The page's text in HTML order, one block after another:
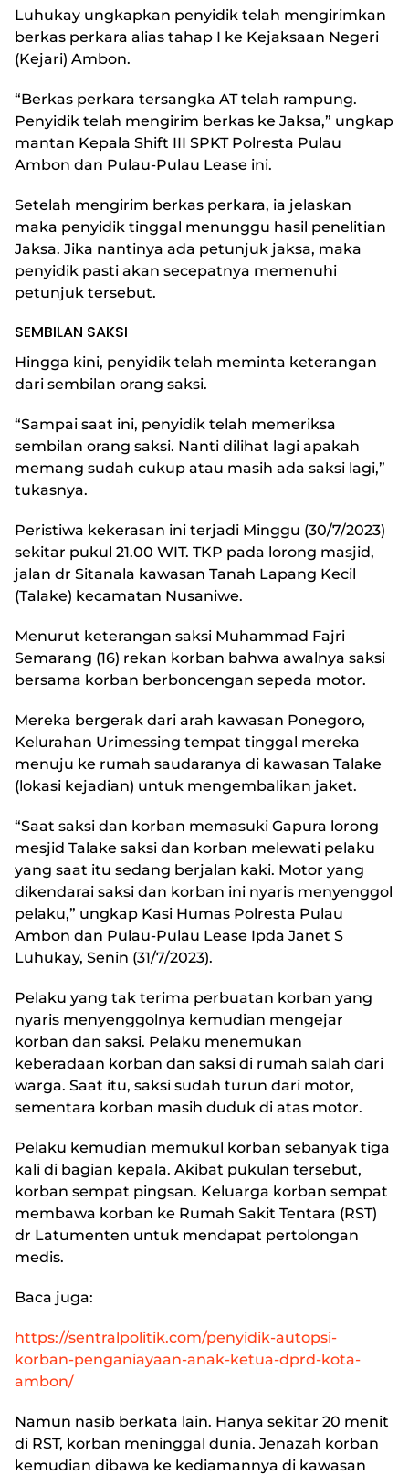
Luhukay ungkapkan penyidik telah mengirimkan
berkas perkara alias tahap I ke Kejaksaan Negeri
(Kejari) Ambon.
“Berkas perkara tersangka AT telah rampung.
Penyidik telah mengirim berkas ke Jaksa,” ungkap
mantan Kepala Shift III SPKT Polresta Pulau
Ambon dan Pulau-Pulau Lease ini.
Setelah mengirim berkas perkara, ia jelaskan
maka penyidik tinggal menunggu hasil penelitian
Jaksa. Jika nantinya ada petunjuk jaksa, maka
penyidik pasti akan secepatnya memenuhi
petunjuk tersebut.
SEMBILAN SAKSI
Hingga kini, penyidik telah meminta keterangan
dari sembilan orang saksi.
“Sampai saat ini, penyidik telah memeriksa
sembilan orang saksi. Nanti dilihat lagi apakah
memang sudah cukup atau masih ada saksi lagi,”
tukasnya.
Peristiwa kekerasan ini terjadi Minggu (30/7/2023)
sekitar pukul 21.00 WIT. TKP pada lorong masjid,
jalan dr Sitanala kawasan Tanah Lapang Kecil
(Talake) kecamatan Nusaniwe.
Menurut keterangan saksi Muhammad Fajri
Semarang (16) rekan korban bahwa awalnya saksi
bersama korban berboncengan sepeda motor.
Mereka bergerak dari arah kawasan Ponegoro,
Kelurahan Urimessing tempat tinggal mereka
menuju ke rumah saudaranya di kawasan Talake
(lokasi kejadian) untuk mengembalikan jaket.
“Saat saksi dan korban memasuki Gapura lorong
mesjid Talake saksi dan korban melewati pelaku
yang saat itu sedang berjalan kaki. Motor yang
dikendarai saksi dan korban ini nyaris menyenggol
pelaku,” ungkap Kasi Humas Polresta Pulau
Ambon dan Pulau-Pulau Lease Ipda Janet S
Luhukay, Senin (31/7/2023).
Pelaku yang tak terima perbuatan korban yang
nyaris menyenggolnya kemudian mengejar
korban dan saksi. Pelaku menemukan
keberadaan korban dan saksi di rumah salah dari
warga. Saat itu, saksi sudah turun dari motor,
sementara korban masih duduk di atas motor.
Pelaku kemudian memukul korban sebanyak tiga
kali di bagian kepala. Akibat pukulan tersebut,
korban sempat pingsan. Keluarga korban sempat
membawa korban ke Rumah Sakit Tentara (RST)
dr Latumenten untuk mendapat pertolongan
medis.
Baca juga:
https://sentralpolitik.com/penyidik-autopsi-
korban-penganiayaan-anak-ketua-dprd-kota-
ambon/
Namun nasib berkata lain. Hanya sekitar 20 menit
di RST, korban meninggal dunia. Jenazah korban
kemudian dibawa ke kediamannya di kawasan